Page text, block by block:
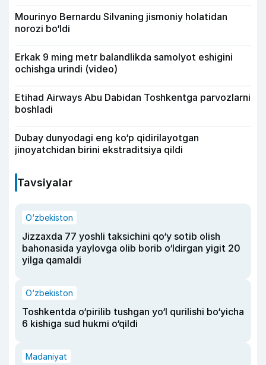
Mourinyo Bernardu Silvaning jismoniy holatidan
norozi bo‘ldi
Erkak 9 ming metr balandlikda samolyot eshigini
ochishga urindi (video)
Etihad Airways Abu Dabidan Toshkentga parvozlarni
boshladi
Dubay dunyodagi eng ko‘p qidirilayotgan
jinoyatchidan birini ekstraditsiya qildi
Tavsiyalar
O‘zbekiston
Jizzaxda 77 yoshli taksichini qo‘y sotib olish
bahonasida yaylovga olib borib o‘ldirgan yigit 20
yilga qamaldi
O‘zbekiston
Toshkentda o‘pirilib tushgan yo‘l qurilishi bo‘yicha
6 kishiga sud hukmi o‘qildi
Madaniyat